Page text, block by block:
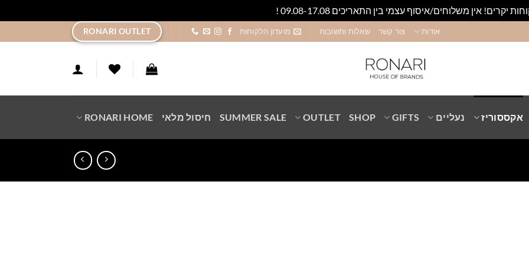
יקרים! אין משלוחים/איסוף עצמי בין התאריכים 09.08-17.08 !
אודות צור קשר שאלות ותשובות מועדון הלקוחות RONARI OUTLET
אקססוריז נעליים GIFTS
SHOP
OUTLET
SUMMER SALE חיסול מלאי RONARI HOME